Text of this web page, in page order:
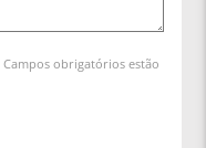
obrigatórios estão